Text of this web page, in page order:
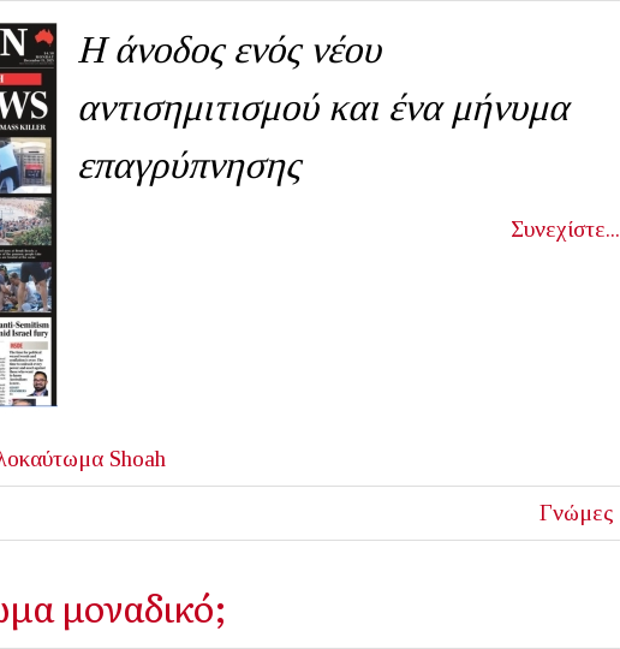
Η άνοδος ενός νέου
αντισημιτισμού και ένα μήνυμα
επαγρύπνησης
Συνεχίστε...
Shoah
Γνώμες
μοναδικό;